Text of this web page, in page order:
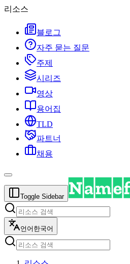
리소스
블로그
자주 묻는 질문
주제
시리즈
영상
용어집
TLD
파트너
채용
Toggle Sidebar
언어 한국어